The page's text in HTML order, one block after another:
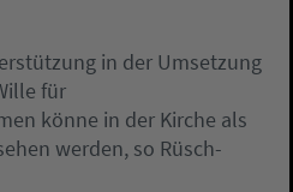
in der Umsetzung
für
könne in der Kirche als
werden, so Rüsch-